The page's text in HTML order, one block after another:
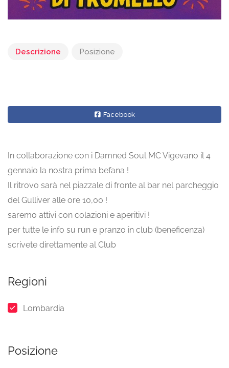
Descrizione Posizione
Facebook
In collaborazione con i Damned Soul MC Vigevano il 4
gennaio la nostra prima befana !
Il ritrovo sarà nel piazzale di fronte al bar nel parcheggio
del Gulliver alle ore 10,00 !
saremo attivi con colazioni e aperitivi !
per tutte le info su run e pranzo in club (beneficenza)
scrivete direttamente al Club
Regioni
Lombardia
Posizione